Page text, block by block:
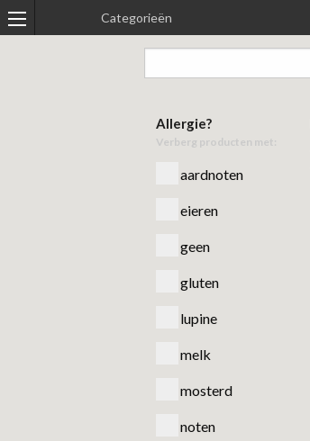
Categorieën
Allergie?
Verberg producten met:
aardnoten
eieren
geen
gluten
lupine
melk
mosterd
noten